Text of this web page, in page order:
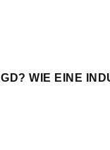
WIE EINE